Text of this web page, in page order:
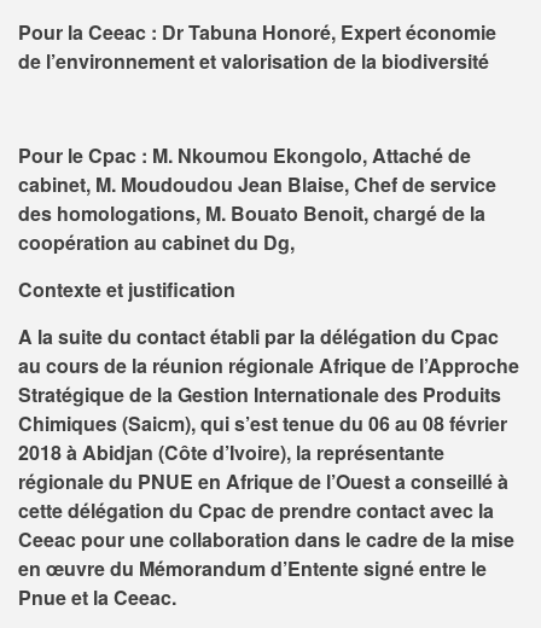
Pour la Ceeac : Dr Tabuna Honoré, Expert économie
de l’environnement et valorisation de la biodiversité
Pour le Cpac : M. Nkoumou Ekongolo, Attaché de
cabinet, M. Moudoudou Jean Blaise, Chef de service
des homologations, M. Bouato Benoit, chargé de la
coopération au cabinet du Dg,
Contexte et justification
A la suite du contact établi par la délégation du Cpac
au cours de la réunion régionale Afrique de l’Approche
Stratégique de la Gestion Internationale des Produits
Chimiques (Saicm), qui s’est tenue du 06 au 08 février
2018 à Abidjan (Côte d’Ivoire), la représentante
régionale du PNUE en Afrique de l’Ouest a conseillé à
cette délégation du Cpac de prendre contact avec la
Ceeac pour une collaboration dans le cadre de la mise
en œuvre du Mémorandum d’Entente signé entre le
Pnue et la Ceeac.